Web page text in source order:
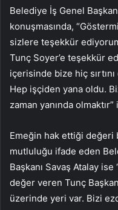
Belediye İş Genel
konuşmasında,
sizlere teşekkür
Tunç Soyer’e teşekkür
içerisinde bize hiç
Hep işçiden yana oldu.
zaman yanında
Emeğin hak ettiği değeri
mutluluğu ifade eden
Başkanı Savaş Atalay
değer veren Tunç
üzerinde yeri var. Bizi